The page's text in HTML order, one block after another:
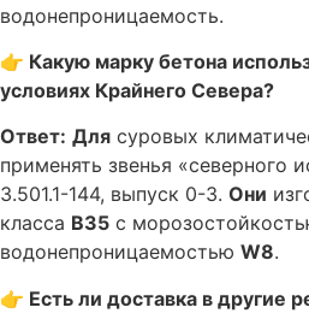
водонепроницаемость.
👉 Какую марку бетона
условиях Крайнего Севера?
Ответ: Для суровых
применять звенья «северного
3.501.1-144, выпуск 0-3. Они
класса В35 с
водонепроницаемостью W8.
👉 Есть ли доставка в другие